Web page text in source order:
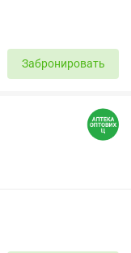
Забронировать